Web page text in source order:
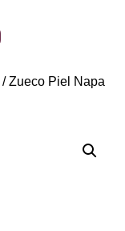
/ Zueco Piel Napa